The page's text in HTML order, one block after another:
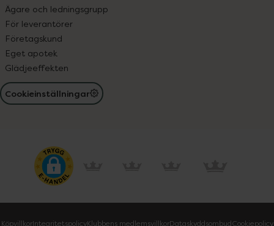
Ägare och ledningsgrupp
För leverantörer
Företagskund
Eget apotek
Glädjeeffekten
Cookieinställningar
KöpvillkorIntegritetspolicyKlubbens medlemsvillkorDataskyddsombudCookiepolicy